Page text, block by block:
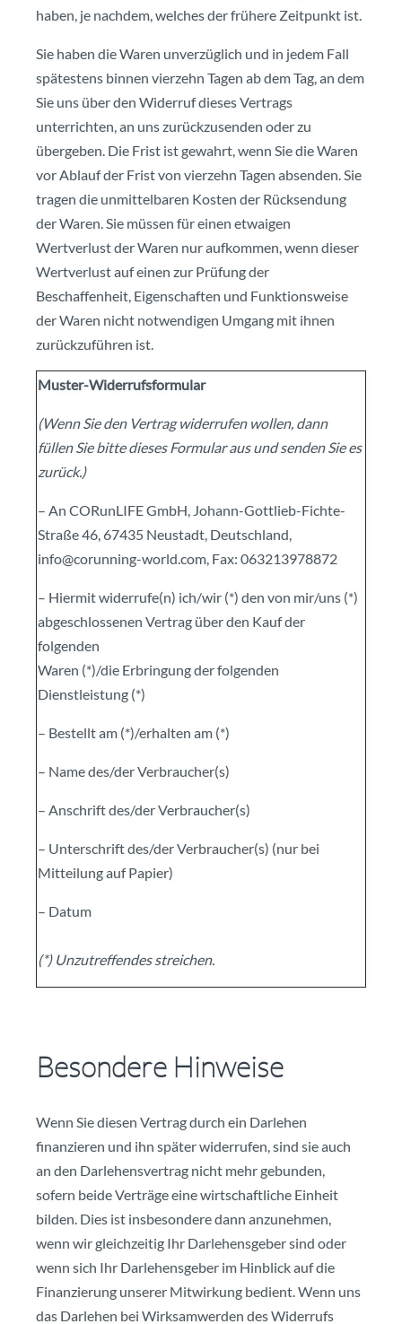
haben, je nachdem, welches der frühere Zeitpunkt ist.
Sie haben die Waren unverzüglich und in jedem Fall
spätestens binnen vierzehn Tagen ab dem Tag, an dem
Sie uns über den Widerruf dieses Vertrags
unterrichten, an uns zurückzusenden oder zu
übergeben. Die Frist ist gewahrt, wenn Sie die Waren
vor Ablauf der Frist von vierzehn Tagen absenden. Sie
tragen die unmittelbaren Kosten der Rücksendung
der Waren. Sie müssen für einen etwaigen
Wertverlust der Waren nur aufkommen, wenn dieser
Wertverlust auf einen zur Prüfung der
Beschaffenheit, Eigenschaften und Funktionsweise
der Waren nicht notwendigen Umgang mit ihnen
zurückzuführen ist.
Muster-Widerrufsformular
(Wenn Sie den Vertrag widerrufen wollen, dann
füllen Sie bitte dieses Formular aus und senden Sie es
zurück.)
– An CORunLIFE GmbH, Johann-Gottlieb-Fichte-
Straße 46, 67435 Neustadt, Deutschland,
info@corunning-world.com, Fax: 063213978872
– Hiermit widerrufe(n) ich/wir (*) den von mir/uns (*)
abgeschlossenen Vertrag über den Kauf der
folgenden
Waren (*)/die Erbringung der folgenden
Dienstleistung (*)
– Bestellt am (*)/erhalten am (*)
– Name des/der Verbraucher(s)
– Anschrift des/der Verbraucher(s)
– Unterschrift des/der Verbraucher(s) (nur bei
Mitteilung auf Papier)
– Datum
(*) Unzutreffendes streichen.
Besondere Hinweise
Wenn Sie diesen Vertrag durch ein Darlehen
finanzieren und ihn später widerrufen, sind sie auch
an den Darlehensvertrag nicht mehr gebunden,
sofern beide Verträge eine wirtschaftliche Einheit
bilden. Dies ist insbesondere dann anzunehmen,
wenn wir gleichzeitig Ihr Darlehensgeber sind oder
wenn sich Ihr Darlehensgeber im Hinblick auf die
Finanzierung unserer Mitwirkung bedient. Wenn uns
das Darlehen bei Wirksamwerden des Widerrufs